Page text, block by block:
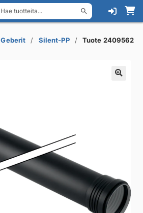
Hae tuotteita...
Geberit Silent-PP Tuote 2409562